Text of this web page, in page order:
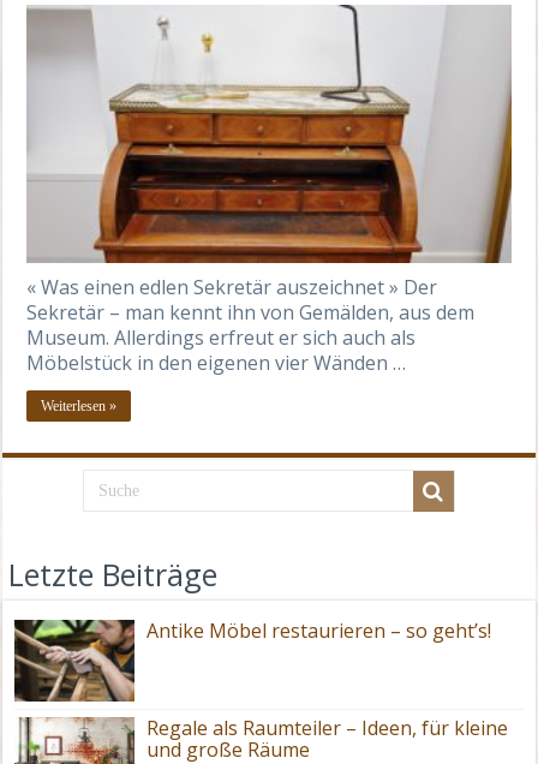
« Was einen edlen Sekretär auszeichnet » Der
Sekretär – man kennt ihn von Gemälden, aus dem
Museum. Allerdings erfreut er sich auch als
Möbelstück in den eigenen vier Wänden …
Weiterlesen »
Letzte Beiträge
Antike Möbel restaurieren – so geht’s!
Regale als Raumteiler – Ideen, für kleine
und große Räume